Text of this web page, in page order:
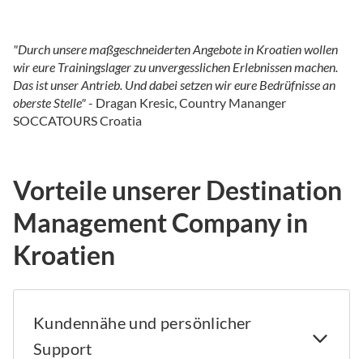
"Durch unsere maßgeschneiderten Angebote in Kroatien wollen
wir eure Trainingslager zu unvergesslichen Erlebnissen machen.
Das ist unser Antrieb. Und dabei setzen wir eure Bedrüfnisse an
oberste Stelle"- Dragan Kresic, Country Mananger
SOCCATOURS Croatia
Vorteile unserer Destination
Management Company in
Kroatien
Kundennähe und persönlicher
Support